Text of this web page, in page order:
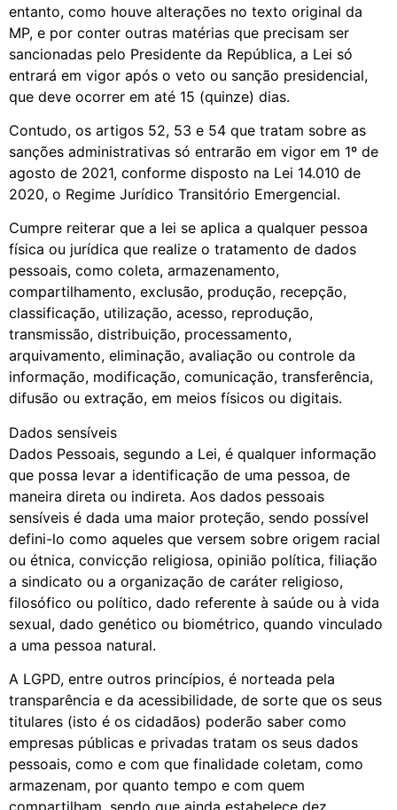
entanto, como houve alterações no texto original da
MP, e por conter outras matérias que precisam ser
sancionadas pelo Presidente da República, a Lei só
entrará em vigor após o veto ou sanção presidencial,
que deve ocorrer em até 15 (quinze) dias.
Contudo, os artigos 52, 53 e 54 que tratam sobre as
sanções administrativas só entrarão em vigor em 1º de
agosto de 2021, conforme disposto na Lei 14.010 de
2020, o Regime Jurídico Transitório Emergencial.
Cumpre reiterar que a lei se aplica a qualquer pessoa
física ou jurídica que realize o tratamento de dados
pessoais, como coleta, armazenamento,
compartilhamento, exclusão, produção, recepção,
classificação, utilização, acesso, reprodução,
transmissão, distribuição, processamento,
arquivamento, eliminação, avaliação ou controle da
informação, modificação, comunicação, transferência,
difusão ou extração, em meios físicos ou digitais.
Dados sensíveis
Dados Pessoais, segundo a Lei, é qualquer informação
que possa levar a identificação de uma pessoa, de
maneira direta ou indireta. Aos dados pessoais
sensíveis é dada uma maior proteção, sendo possível
defini-lo como aqueles que versem sobre origem racial
ou étnica, convicção religiosa, opinião política, filiação
a sindicato ou a organização de caráter religioso,
filosófico ou político, dado referente à saúde ou à vida
sexual, dado genético ou biométrico, quando vinculado
a uma pessoa natural.
A LGPD, entre outros princípios, é norteada pela
transparência e da acessibilidade, de sorte que os seus
titulares (isto é os cidadãos) poderão saber como
empresas públicas e privadas tratam os seus dados
pessoais, como e com que finalidade coletam, como
armazenam, por quanto tempo e com quem